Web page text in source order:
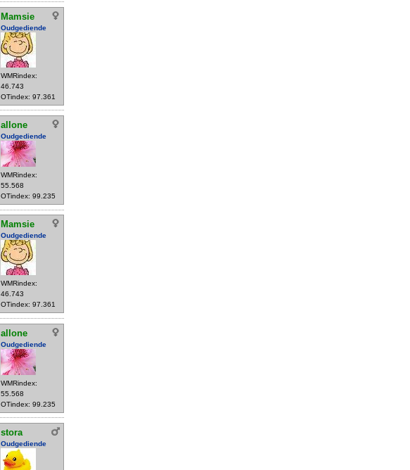
Mamsie
Oudgediende
WMRindex:
46.743
OTindex: 97.361
allone
Oudgediende
WMRindex:
55.568
OTindex: 99.235
Mamsie
Oudgediende
WMRindex:
46.743
OTindex: 97.361
allone
Oudgediende
WMRindex:
55.568
OTindex: 99.235
stora
Oudgediende